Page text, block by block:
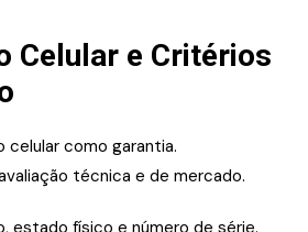
Celular e Critérios
celular como garantia.
técnica e de mercado.